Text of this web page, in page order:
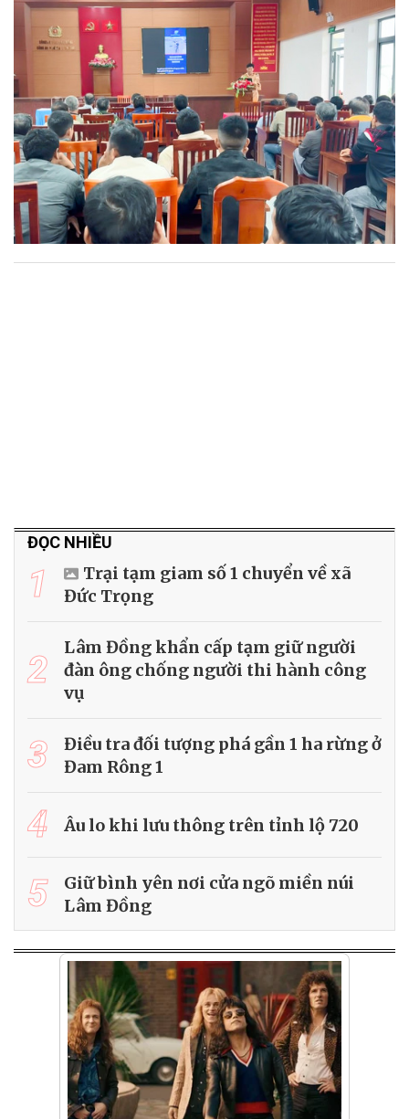
ĐỌC NHIỀU
1
Trại tạm giam số 1 chuyển về xã
Đức Trọng
2
Lâm Đồng khẩn cấp tạm giữ người
đàn ông chống người thi hành công
vụ
3
Điều tra đối tượng phá gần 1 ha rừng ở
Đam Rông 1
4 Âu lo khi lưu thông trên tỉnh lộ 720
5
Giữ bình yên nơi cửa ngõ miền núi
Lâm Đồng